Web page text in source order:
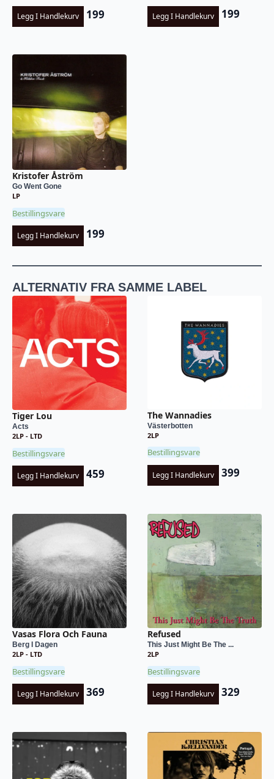
Legg I Handlekurv 199 Legg I Handlekurv 199
Kristofer Åström
Go Went Gone
LP
Bestillingsvare
Legg I Handlekurv 199
ALTERNATIV FRA SAMME LABEL
Tiger Lou
Acts
2LP - LTD
Bestillingsvare
Legg I Handlekurv 459
The Wannadies
Västerbotten
2LP
Bestillingsvare
Legg I Handlekurv 399
Vasas Flora Och Fauna
Berg I Dagen
2LP - LTD
Bestillingsvare
Legg I Handlekurv 369
Refused
This Just Might Be The ...
2LP
Bestillingsvare
Legg I Handlekurv 329